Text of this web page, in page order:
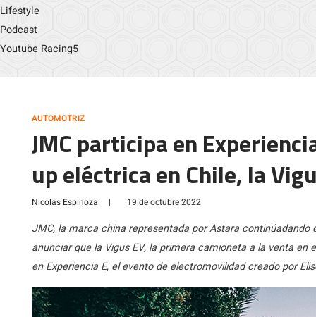
Lifestyle
Podcast
Youtube Racing5
AUTOMOTRIZ
JMC participa en
up eléctrica en Chile, la
Nicolás Espinoza | 19 de octubre 2022
JMC, la marca china representada por Astara
anunciar que la Vigus EV, la primera camioneta a la venta
en Experiencia E, el evento de electromovilidad creado por